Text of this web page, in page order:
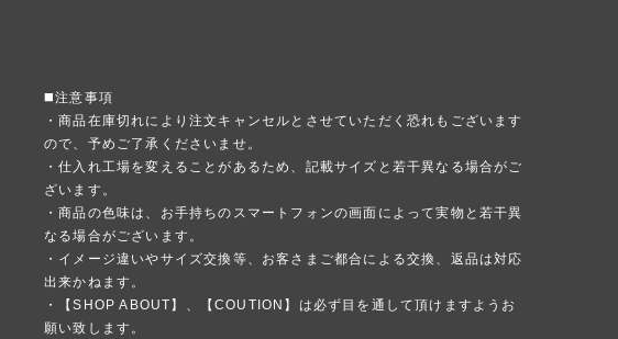
◼️注意事項
・商品在庫切れにより注文キャンセルとさせていただく恐れもございます
ので、予めご了承くださいませ。
・仕入れ工場を変えることがあるため、記載サイズと若干異なる場合がご
ざいます。
・商品の色味は、お手持ちのスマートフォンの画面によって実物と若干異
なる場合がございます。
・イメージ違いやサイズ交換等、お客さまご都合による交換、返品は対応
出来かねます。
・【SHOP ABOUT】、【COUTION】は必ず目を通して頂けますようお
願い致します。